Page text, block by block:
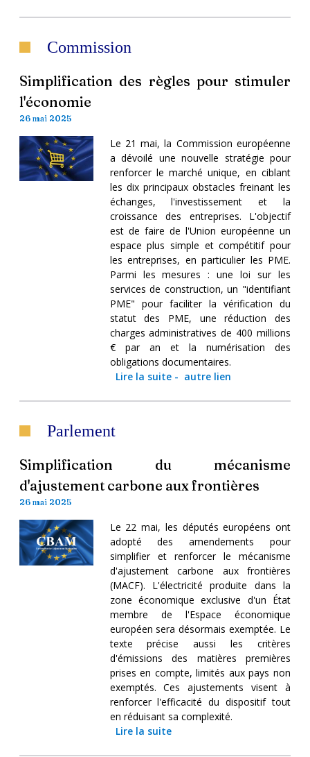
Commission
Simplification des règles pour stimuler
l'économie
26 mai 2025
Le 21 mai, la Commission européenne
a dévoilé une nouvelle stratégie pour
renforcer le marché unique, en ciblant
les dix principaux obstacles freinant les
échanges, l'investissement et la
croissance des entreprises. L'objectif
est de faire de l'Union européenne un
espace plus simple et compétitif pour
les entreprises, en particulier les PME.
Parmi les mesures : une loi sur les
services de construction, un "identifiant
PME" pour faciliter la vérification du
statut des PME, une réduction des
charges administratives de 400 millions
€ par an et la numérisation des
obligations documentaires.
Lire la suite- autre lien
Parlement
Simplification du mécanisme
d'ajustement carbone aux frontières
26 mai 2025
Le 22 mai, les députés européens ont
adopté des amendements pour
simplifier et renforcer le mécanisme
d'ajustement carbone aux frontières
(MACF). L'électricité produite dans la
zone économique exclusive d'un État
membre de l'Espace économique
européen sera désormais exemptée. Le
texte précise aussi les critères
d'émissions des matières premières
prises en compte, limités aux pays non
exemptés. Ces ajustements visent à
renforcer l'efficacité du dispositif tout
en réduisant sa complexité.
Lire la suite